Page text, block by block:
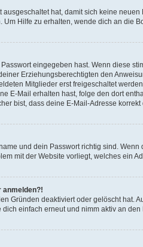
hat, damit sich keine
Hilfe zu erhalten, wende dich an die
eingegeben hast. Wenn diese
Erziehungsberechtigten den
Mitglieder erst freigeschaltet
E-Mail erhalten hast, folge den dort
bist, dass deine E-Mail-Adresse
und dein Passwort richtig sind.
mit der Website vorliegt, welches ein
anmelden?!
Gründen deaktiviert oder gelöscht
einfach erneut und nimm aktiv an